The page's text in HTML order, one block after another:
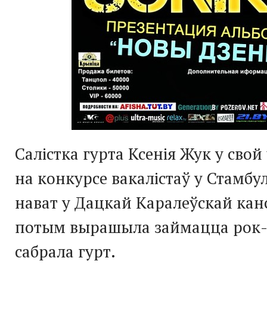
Салістка гурта Ксенія Жук у
на конкурсе вакалістаў у
нават у Дацкай Каралеўскай
потым вырашыла займацца
сабрала гурт.